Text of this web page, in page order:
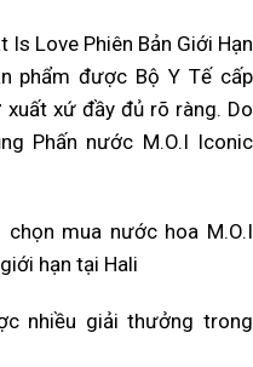
Is Love Phiên Bản Giới Hạn
phẩm được Bộ Y Tế cấp
xứ đầy đủ rõ ràng. Do
Phấn nước M.O.I Iconic
mua nước hoa M.O.I
hạn tại Hali
nhiều giải thưởng trong